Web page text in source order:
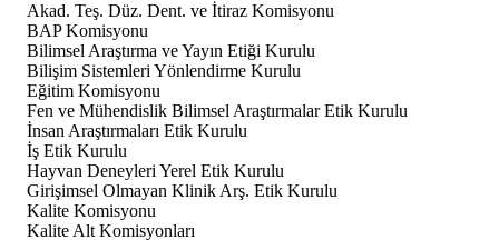
Akad. Teş. Düz. Dent. ve İtiraz Komisyonu
BAP Komisyonu
Bilimsel Araştırma ve Yayın Etiği Kurulu
Bilişim Sistemleri Yönlendirme Kurulu
Eğitim Komisyonu
Fen ve Mühendislik Bilimsel Araştırmalar Etik Kurulu
İnsan Araştırmaları Etik Kurulu
İş Etik Kurulu
Hayvan Deneyleri Yerel Etik Kurulu
Girişimsel Olmayan Klinik Arş. Etik Kurulu
Kalite Komisyonu
Kalite Alt Komisyonları